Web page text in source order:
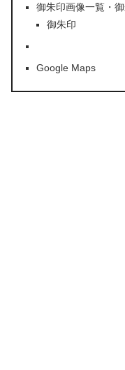
御朱印画像一覧・
御朱印
Google Maps